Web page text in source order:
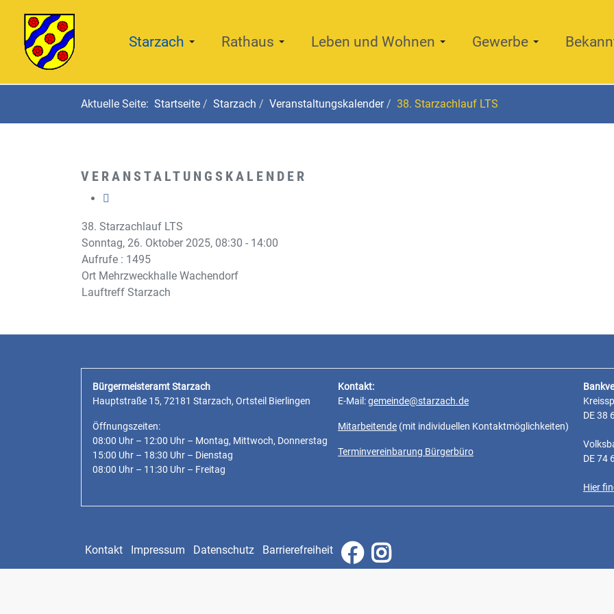
Starzach Rathaus Leben und Wohnen Gewerbe
Aktuelle Seite: Startseite Starzach Veranstaltungskalender 38. Starzachlauf LTS
VERANSTALTUNGSKALENDER
38. Starzachlauf LTS
Sonntag, 26. Oktober 2025, 08:30 - 14:00
Aufrufe : 1495
Ort Mehrzweckhalle Wachendorf
Lauftreff Starzach
Bürgermeisteramt Starzach
Hauptstraße 15, 72181 Starzach, Ortsteil Bierlingen
Öffnungszeiten:
08:00 Uhr – 12:00 Uhr – Montag, Mittwoch, Donnerstag
15:00 Uhr – 18:30 Uhr – Dienstag
08:00 Uhr – 11:30 Uhr – Freitag
Kontakt:
E-Mail:gemeinde@starzach.de
Mitarbeitende (mit individuellen Kontaktmöglichkeiten)
Terminvereinbarung Bürgerbüro
DE 38
DE 74
Hier
Kontakt Impressum Datenschutz Barrierefreiheit